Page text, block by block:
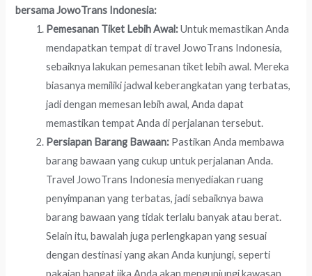
bersama JowoTrans Indonesia:
Pemesanan Tiket Lebih Awal:Untuk memastikan Anda
mendapatkan tempat di travel JowoTrans Indonesia,
sebaiknya lakukan pemesanan tiket lebih awal. Mereka
biasanya memiliki jadwal keberangkatan yang terbatas,
jadi dengan memesan lebih awal, Anda dapat
memastikan tempat Anda di perjalanan tersebut.
Persiapan Barang Bawaan: Pastikan Anda membawa
barang bawaan yang cukup untuk perjalanan Anda.
Travel JowoTrans Indonesia menyediakan ruang
penyimpanan yang terbatas, jadi sebaiknya bawa
barang bawaan yang tidak terlalu banyak atau berat.
Selain itu, bawalah juga perlengkapan yang sesuai
dengan destinasi yang akan Anda kunjungi, seperti